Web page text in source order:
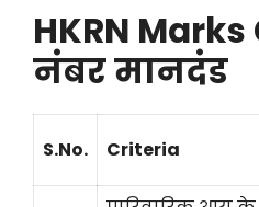
HKRN
नंबर मानदंड
S.No. Criteria